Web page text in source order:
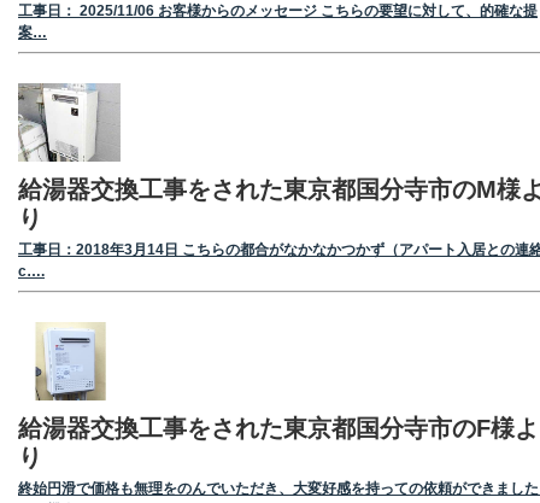
工事日： 2025/11/06 お客様からのメッセージ こちらの要望に対して、的確な提
案…
給湯器交換工事をされた東京都国分寺市のM様
り
工事日：2018年3月14日 こちらの都合がなかなかつかず（アパート入居との連
c….
給湯器交換工事をされた東京都国分寺市のF様よ
り
終始円滑で価格も無理をのんでいただき、大変好感を持っての依頼ができまし